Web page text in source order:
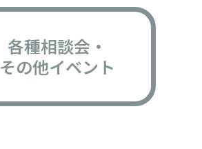
各種相談会・
その他イベント